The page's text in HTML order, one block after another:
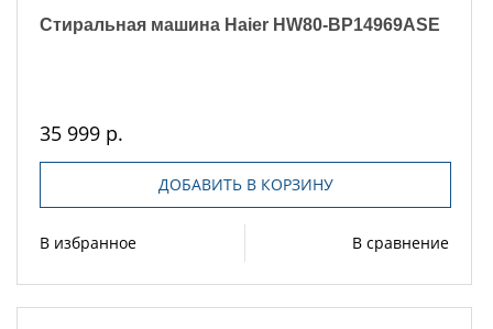
Стиральная машина Haier HW80-BP14969ASE
35 999 р.
ДОБАВИТЬ В КОРЗИНУ
В избранное В сравнение